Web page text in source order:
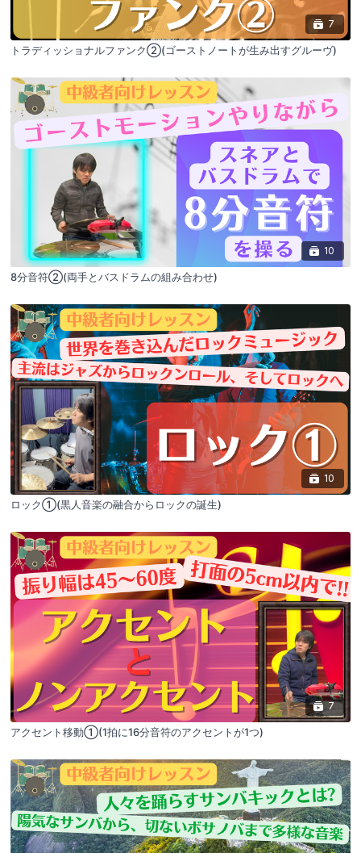
7
トラディッショナルファンク②(ゴーストノートが生み出すグルーヴ)
10
8分音符②(両手とバスドラムの組み合わせ)
10
ロック①(黒人音楽の融合からロックの誕生)
7
アクセント移動①(1拍に16分音符のアクセントが1つ)